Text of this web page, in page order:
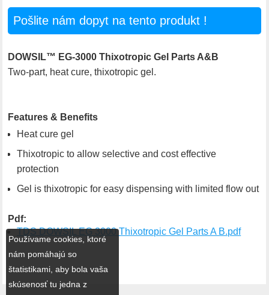
Pošlite nám dopyt na tento produkt !
DOWSIL™ EG-3000 Thixotropic Gel Parts A&B
Two-part, heat cure, thixotropic gel.
Features & Benefits
Heat cure gel
Thixotropic to allow selective and cost effective
protection
Gel is thixotropic for easy dispensing with limited flow out
Pdf:
TDS DOWSIL EG 3000 Thixotropic Gel Parts A B.pdf
Používame cookies, ktoré
nám pomáhajú so
štatistikami, aby bola vaša
skúsenosť tu jedna z